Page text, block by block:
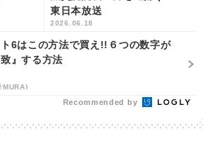
東日本放送
2026.06.18
ト6はこの方法で買え!!６つの数字が
致』する方法
MURA)
Recommended by